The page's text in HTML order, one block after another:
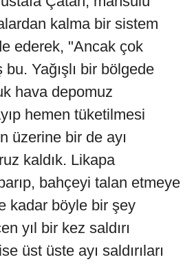
kalma bir sistem
ederek, "Ancak çok
Yağışlı bir bölgede
hava depomuz
hemen tüketilmesi
üzerine bir de ayı
kaldık. Likapa
bahçeyi talan etmeye
kadar böyle bir şey
yıl bir kez saldırı
üst üste ayı saldırıları